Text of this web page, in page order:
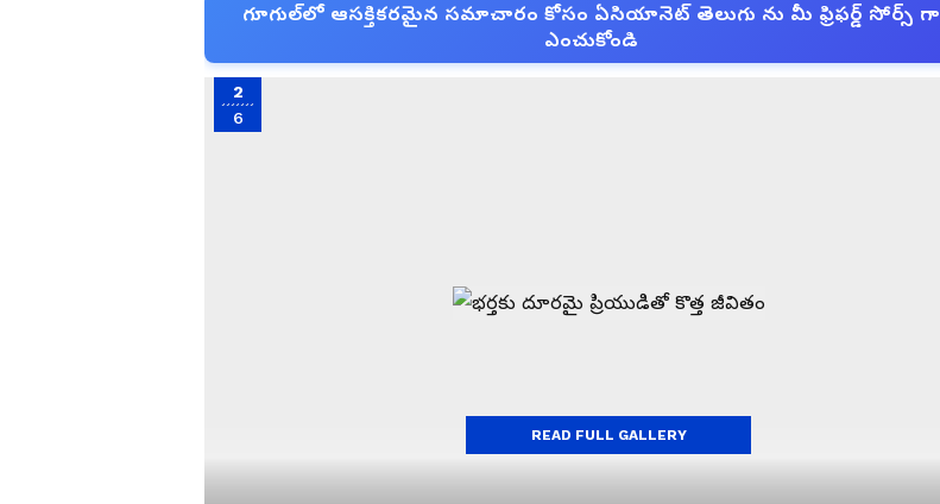
గూగుల్‌లో ఆసక్తికరమైన సమాచారం కోసం ఏసియానెట్ తెలుగు ను మీ ఫ్రిఫర్డ్ సోర్స్ గా
ఎంచుకోండి
2
6
READ FULL GALLERY